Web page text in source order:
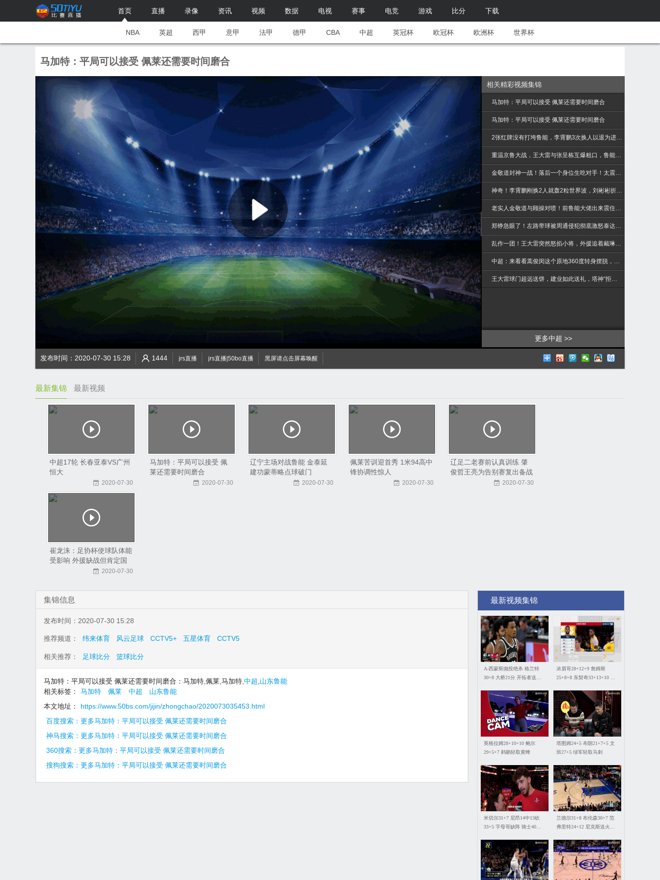
首页 直播 录像 资讯 视频 数据 电视 赛事 电竞 游戏 比分 下载
NBA 英超 西甲 意甲 法甲 德甲 CBA 中超 英冠杯 欧冠杯 欧洲杯 世界杯
马加特：平局可以接受 佩莱还需要时间磨合
>
相关精彩视频集锦
马加特：平局可以接受 佩莱还需要时间磨合
马加特：平局可以接受 佩莱还需要时间磨合
2张红牌没有打垮鲁能，李霄鹏3次换人以退为进，狂奔30米拥抱戴琳
重温京鲁大战，王大雷与张呈栋互爆粗口，鲁能三球大胜国安！
金敬道封神一战！落后一个身位生吃对手！太震撼了
神奇！李霄鹏刚换2人就轰2粒世界波，刘彬彬折射太诡异
老实人金敬道与顾操对喷！前鲁能大佬出来震住了场面，超精彩！
郑铮急眼了！左路带球被周通侵犯彻底激怒泰达队长过来帮忙
乱作一团！王大雷突然怒掐小将，外援追着戴琳想揍他
中超：来看看蒿俊闵这个原地360度转身摆脱，李建滨直接被晃晕
王大雷球门超远送饼，建业如此送礼，塔神“拒收”自己都懵圈了
更多中超
发布时间：2020-07-30 15:28 1444 jrs直播 jrs直播|50bo直播 黑屏请点击屏幕唤醒
最新集锦 最新视频
中超17轮 长春亚泰VS广州
恒大
2020-07-30
马加特：平局可以接受 佩
莱还需要时间磨合
2020-07-30
辽宁主场对战鲁能 金泰延
建功蒙蒂略点球破门
2020-07-30
佩莱苦训迎首秀 1米94高中
锋协调性惊人
2020-07-30
辽足二老赛前认真训练 肇
俊哲王亮为告别赛复出备战
2020-07-30
崔龙洙：足协杯使球队体能
受影响 外援缺战但肯定国
2020-07-30
集锦信息
发布时间：2020-07-30 15:28
推荐频道： 纬来体育 风云足球 CCTV5+ 五星体育 CCTV5
相关推荐： 足球比分 篮球比分
马加特：平局可以接受 佩莱还需要时间磨合：马加特,佩莱,马加特, 中超 山东鲁能
相关标签：
马加特 佩莱 中超
山东鲁能
本文地址：
https://www.50bs.com/jijin/zhongchao/2020073035453.html
百度搜索：更多马加特：平局可以接受 佩莱还需要时间磨合
神马搜索：更多马加特：平局可以接受 佩莱还需要时间磨合
360搜索：更多马加特：平局可以接受 佩莱还需要时间磨合
搜狗搜索：更多马加特：平局可以接受 佩莱还需要时间磨合
最新视频集锦
A-西蒙斯抛投绝杀 格兰特
30+8 大桥21分 开拓者送篮
浓眉哥28+12+9 詹姆斯
25+8+8 东契奇33+13+10 湖
英格拉姆28+10+10 鲍尔
29+5+7 鹈鹕轻取黄蜂
塔图姆24+5 布朗21+7+5 文
班27+5 绿军轻取马刺
米切尔31+7 尼昂14中13砍
33+5 字母哥缺阵 骑士40分
兰德尔31+8 布伦森30+7 范
弗里特24+12 尼克斯送火箭3